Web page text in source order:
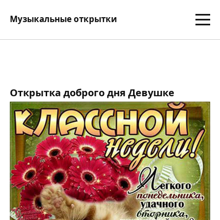
Музыкальные открытки
Открытка доброго дня Девушке